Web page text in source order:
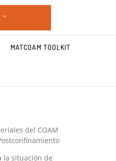
MATCOAM TOOLKIT
del COAM
la situación de